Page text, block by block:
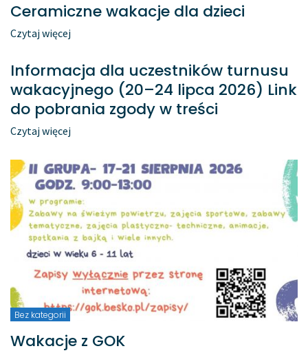
Ceramiczne wakacje dla dzieci
Czytaj więcej
Informacja dla uczestników turnusu
wakacyjnego (20–24 lipca 2026) Link
do pobrania zgody w treści
Czytaj więcej
Bez kategorii
Wakacje z GOK